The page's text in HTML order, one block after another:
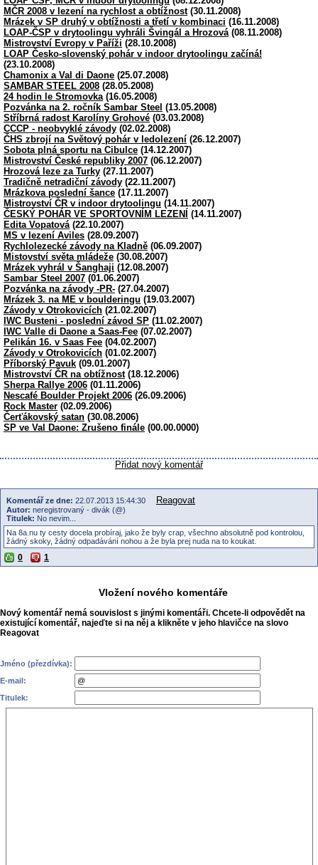
MČR 2008 v lezení na rychlost a obtížnost(30.11.2008)
Mrázek v SP druhý v obtížnosti a třetí v kombinaci (16.11.2008)
LOAP-ČSP v drytoolingu vyhráli Švingál a Hrozová (08.11.2008)
Mistrovství Evropy v Paříži (28.10.2008)
LOAP Česko-slovenský pohár v indoor drytoolingu začíná!
(23.10.2008)
Chamonix a Val di Daone (25.07.2008)
SAMBAR STEEL 2008 (28.05.2008)
24 hodin le Stromovka (16.05.2008)
Pozvánka na 2. ročník Sambar Steel (13.05.2008)
Stříbrná radost Karolíny Grohové (03.03.2008)
CCCP - neobvyklé závody (02.02.2008)
ČHS zbrojí na Světový pohár v ledolezení (26.12.2007)
Sobota plná sportu na Cibulce (14.12.2007)
Mistrovství České republiky 2007 (06.12.2007)
Hrozová leze za Turky (27.11.2007)
Tradičně netradiční závody (22.11.2007)
Mrázkova poslední šance (17.11.2007)
Mistrovství ČR v indoor drytoolingu (14.11.2007)
ČESKÝ POHÁR VE SPORTOVNÍM LEZENÍ (14.11.2007)
Edita Vopatová (22.10.2007)
MS v lezení Aviles (28.09.2007)
Rychlolezecké závody na Kladně (06.09.2007)
Mistovství světa mládeže (30.08.2007)
Mrázek vyhrál v Šanghaji (12.08.2007)
Sambar Steel 2007 (01.06.2007)
Pozvánka na závody -PR- (27.04.2007)
Mrázek 3. na ME v boulderingu (19.03.2007)
Závody v Otrokovicích (21.02.2007)
IWC Busteni - poslední závod SP (11.02.2007)
IWC Valle di Daone a Saas-Fee (07.02.2007)
Pelikán 16. v Saas Fee (04.02.2007)
Závody v Otrokovicích (01.02.2007)
Příborský Pavuk (09.01.2007)
Mistrovství ČR na obtížnost(18.12.2006)
Sherpa Rallye 2006 (01.11.2006)
Nescafé Boulder Projekt 2006 (26.09.2006)
Rock Master (02.09.2006)
Čerťákovský satan (30.08.2006)
SP ve Val Daone: Zrušeno finále (00.00.0000)
Přidat nový komentář
Komentář ze dne: 22.07.2013 15:44:30 Reagovat
Autor: neregistrovaný - divák (@)
Titulek: No nevim...
Na 8a.nu ty cesty docela probíraj, jako že byly crap, všechno absolutně pod kontrolou,
žádný skoky, žádný odpadávání nohou a že byla prej nuda na to koukat.
0 1
Vložení nového komentáře
Nový komentář nemá souvislost s jinými komentáři. Chcete-li odpovědět na
existující komentář, najeďte si na něj a klikněte v jeho hlavičce na slovo
Reagovat
Jméno (přezdívka):
E-mail:
Titulek: